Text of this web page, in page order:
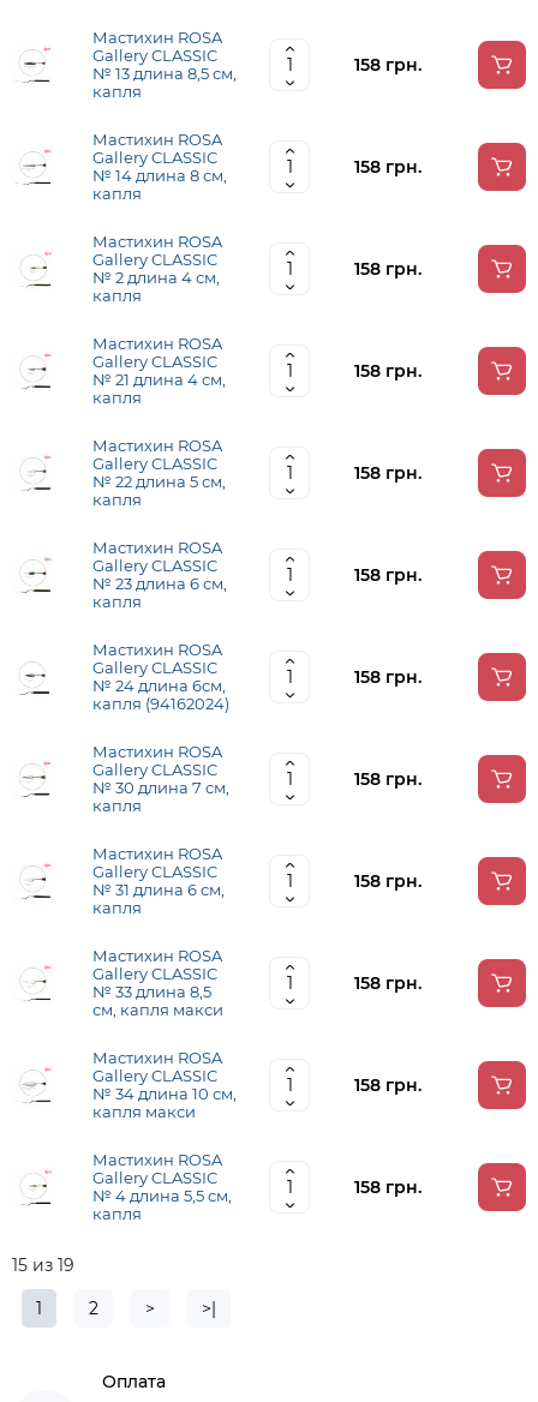
Мастихин ROSA
Gallery CLASSIC
№ 13 длина 8,5 см,
капля
158 грн.
Мастихин ROSA
Gallery CLASSIC
№ 14 длина 8 см,
капля
158 грн.
Мастихин ROSA
Gallery CLASSIC
№ 2 длина 4 см,
капля
158 грн.
Мастихин ROSA
Gallery CLASSIC
№ 21 длина 4 см,
капля
158 грн.
Мастихин ROSA
Gallery CLASSIC
№ 22 длина 5 см,
капля
158 грн.
Мастихин ROSA
Gallery CLASSIC
№ 23 длина 6 см,
капля
158 грн.
Мастихин ROSA
Gallery CLASSIC
№ 24 длина 6см,
капля (94162024)
158 грн.
Мастихин ROSA
Gallery CLASSIC
№ 30 длина 7 см,
капля
158 грн.
Мастихин ROSA
Gallery CLASSIC
№ 31 длина 6 см,
капля
158 грн.
Мастихин ROSA
Gallery CLASSIC
№ 33 длина 8,5
см, капля макси
158 грн.
Мастихин ROSA
Gallery CLASSIC
№ 34 длина 10 см,
капля макси
158 грн.
Мастихин ROSA
Gallery CLASSIC
№ 4 длина 5,5 см,
капля
158 грн.
15 из 19
1
2 > >|
Оплата